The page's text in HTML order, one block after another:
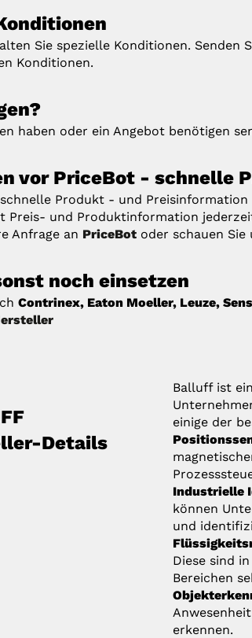
Sie spezielle Konditionen. Senden
Konditionen.
haben oder ein Angebot benötigen
vor PriceBot - schnelle
schnelle Produkt - und
Preis- und Produktinformation
Anfrage an PriceBot oder schauen
noch einsetzen
Contrinex, Eaton Moeller, Leuze,
Details
Balluff ist
einige der
Industrielle
können
und
Diese sind
Bereichen
erkennen.